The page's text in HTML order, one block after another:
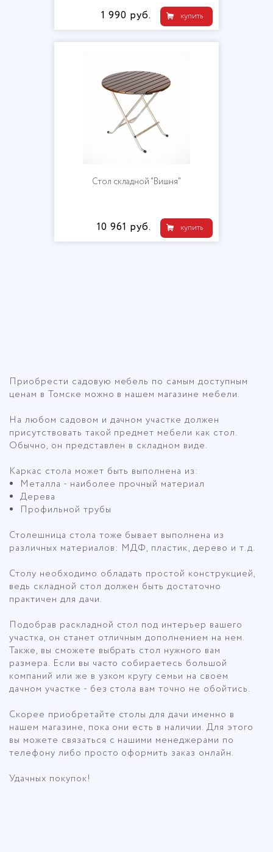
Описание для категории Столы
Приобрести садовую мебель по самым доступным
ценам в Томске можно в нашем магазине мебели.
На любом садовом и дачном участке должен
присутствовать такой предмет мебели как стол.
Обычно, он представлен в складном виде.
Каркас стола может быть выполнена из:
Металла - наиболее прочный материал
Дерева
Профильной трубы
Столешница стола тоже бывает выполнена из
различных материалов: МДФ, пластик, дерево и т.д.
Столу необходимо обладать простой конструкцией,
ведь складной стол должен быть достаточно
практичен для дачи.
Подобрав раскладной стол под интерьер вашего
участка, он станет отличным дополнением на нем.
Также, вы сможете выбрать стол нужного вам
размера. Если вы часто собираетесь большой
компаний или же в узком кругу семьи на своем
дачном участке - без стола вам точно не обойтись.
Скорее приобретайте столы для дачи именно в
нашем магазине, пока они есть в наличии. Для этого
вы можете связаться с нашими менеджерами по
телефону либо просто оформить заказ онлайн.
Удачных покупок!
купить
1 990 руб.
Стол складной "Вишня"
купить
10 961 руб.